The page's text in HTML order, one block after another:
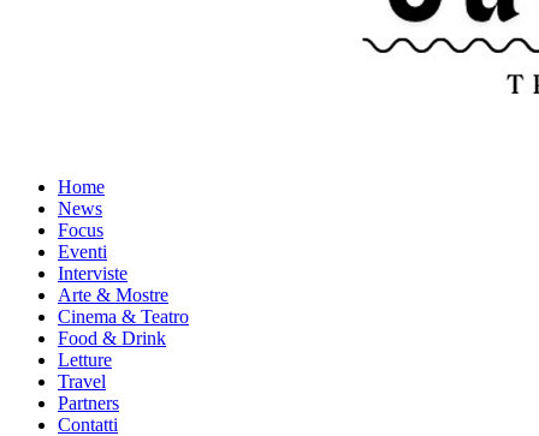
Home
News
Focus
Eventi
Interviste
Arte & Mostre
Cinema & Teatro
Food & Drink
Letture
Travel
Partners
Contatti